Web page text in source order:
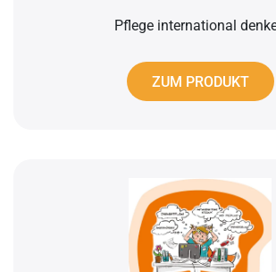
Pflege international
ZUM PRODUKT